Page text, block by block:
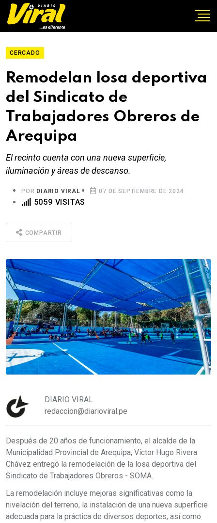
CERCADO
Remodelan losa deportiva
del Sindicato de
Trabajadores Obreros de
Arequipa
El recinto cuenta con una nueva superficie,
iluminación y áreas de descanso.
POR DIARIO VIRAL 07 DE SEPTIEMBRE DE 2024
5059 VISITAS
COMPARTIR
DIARIO VIRAL
redaccion@diarioviral.pe
Después de 20 años de funcionamiento, el alcalde de la
Municipalidad Provincial de Arequipa, Víctor Hugo Rivera
Chávez entregó la remodelación de la losa deportiva del
Sindicato de Trabajadores Obreros - SOMA.
La remodelación incluye mejoras significativas como la
nivelación del terreno, la instalación de una nueva superficie
adecuada para la práctica de diversos deportes, así como